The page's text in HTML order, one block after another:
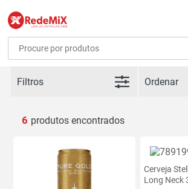
Redemix – Supermercado Online
Filtros
6
novidade
Cerveja
Long Neck